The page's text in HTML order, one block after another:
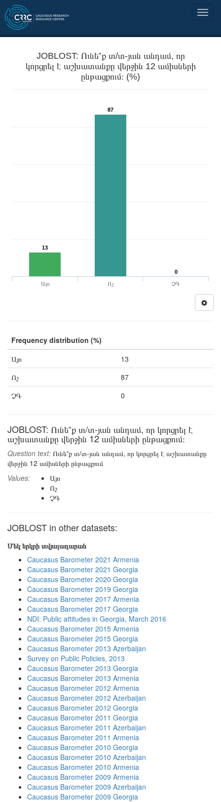
JOBLOST: Ունե՞ք տ/տ-յան անդամ, որ
կորցրել է աշխատանքը վերջին 12 ամիսների
ընթացքում։ (%)
13
87
0
Այո Ոչ ՉԳ
Frequency distribution (%)
Այո
13
Ոչ
87
ՉԳ
0
JOBLOST: Ունե՞ք տ/տ-յան անդամ, որ կորցրել է
աշխատանքը վերջին 12 ամիսների ընթացքում։
Question text: Ունե՞ք տ/տ-յան անդամ, որ կորցրել է աշխատանքը
վերջին 12 ամիսների ընթացքում
Values:
Այո
Ոչ
ՉԳ
JOBLOST in other datasets:
Մեկ երկրի տվյալադարան
Caucasus Barometer 2021 Armenia
Caucasus Barometer 2021 Georgia
Caucasus Barometer 2020 Georgia
Caucasus Barometer 2019 Georgia
Caucasus Barometer 2017 Armenia
Caucasus Barometer 2017 Georgia
NDI: Public attitudes in Georgia, March 2016
Caucasus Barometer 2015 Armenia
Caucasus Barometer 2015 Georgia
Caucasus Barometer 2013 Azerbaijan
Survey on Public Policies, 2013
Caucasus Barometer 2013 Georgia
Caucasus Barometer 2013 Armenia
Caucasus Barometer 2012 Armenia
Caucasus Barometer 2012 Azerbaijan
Caucasus Barometer 2012 Georgia
Caucasus Barometer 2011 Georgia
Caucasus Barometer 2011 Azerbaijan
Caucasus Barometer 2011 Armenia
Caucasus Barometer 2010 Georgia
Caucasus Barometer 2010 Azerbaijan
Caucasus Barometer 2010 Armenia
Caucasus Barometer 2009 Armenia
Caucasus Barometer 2009 Azerbaijan
Caucasus Barometer 2009 Georgia